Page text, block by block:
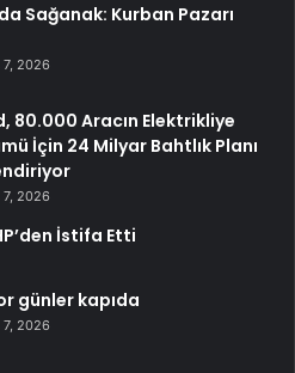
Sağanak: Kurban Pazarı
2026
80.000 Aracın Elektrikliye
İçin 24 Milyar Bahtlık Planı
2026
İstifa Etti
günler kapıda
2026